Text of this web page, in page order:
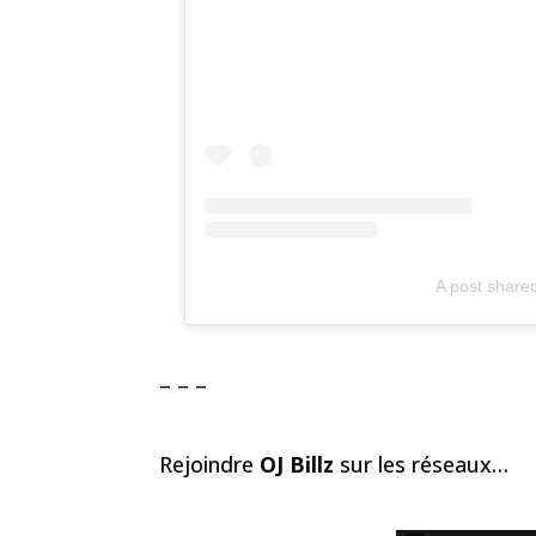
A post
– – –
Rejoindre OJ Billz sur les réseaux…